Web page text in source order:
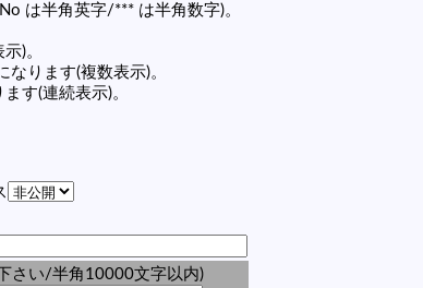
は半角英字/*** は半角数字)。
)。
ります(複数表示)。
す(連続表示)。
さい/半角10000文字以内)